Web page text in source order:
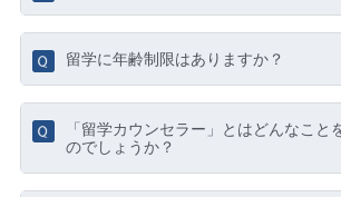
留学に年齢制限はありますか？
「留学カウンセラー」とはどんなこと
のでしょうか？